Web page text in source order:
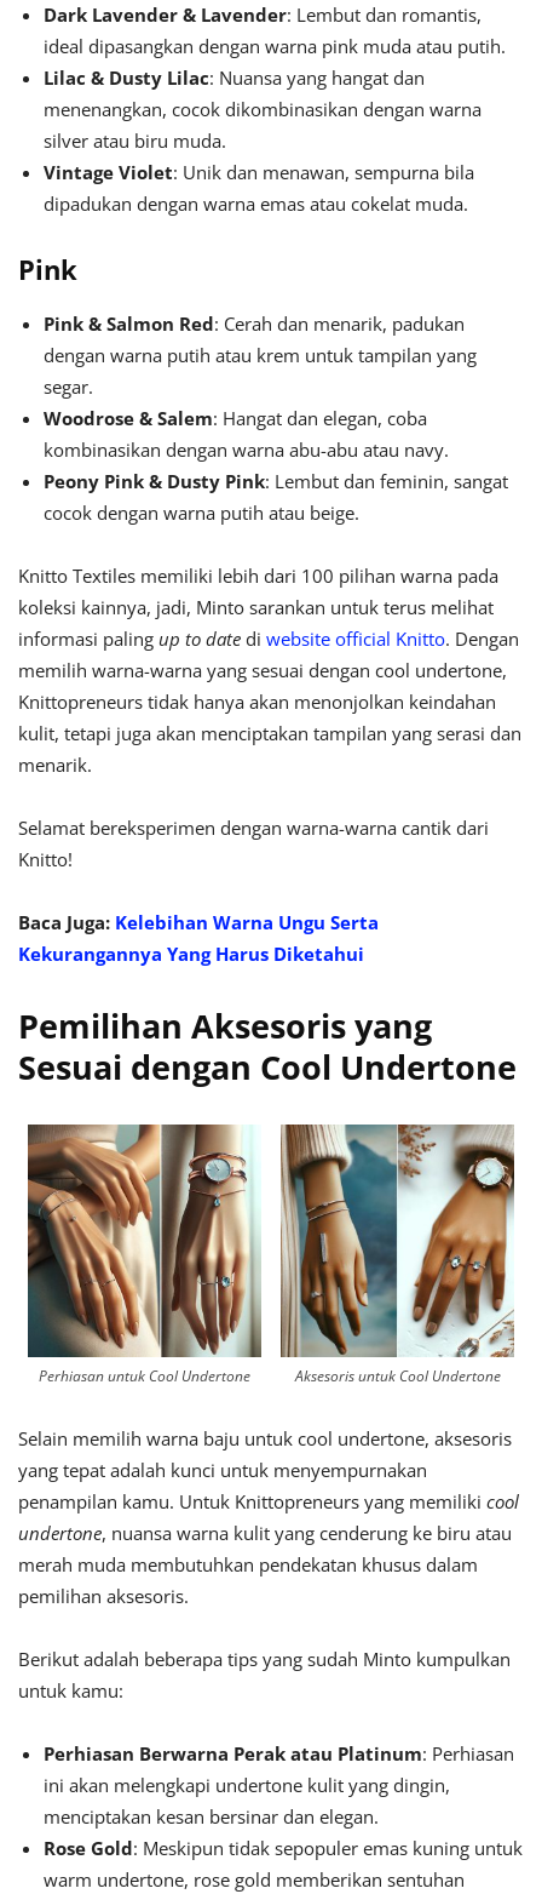
Dark Lavender & Lavender: Lembut dan romantis,
ideal dipasangkan dengan warna pink muda atau putih.
Lilac & Dusty Lilac: Nuansa yang hangat dan
menenangkan, cocok dikombinasikan dengan warna
silver atau biru muda.
Vintage Violet: Unik dan menawan, sempurna bila
dipadukan dengan warna emas atau cokelat muda.
Pink
Pink & Salmon Red: Cerah dan menarik, padukan
dengan warna putih atau krem untuk tampilan yang
segar.
Woodrose & Salem: Hangat dan elegan, coba
kombinasikan dengan warna abu-abu atau navy.
Peony Pink & Dusty Pink: Lembut dan feminin, sangat
cocok dengan warna putih atau beige.
Knitto Textiles memiliki lebih dari 100 pilihan warna pada
koleksi kainnya, jadi, Minto sarankan untuk terus melihat
informasi paling up to date di website official Knitto. Dengan
memilih warna-warna yang sesuai dengan cool undertone,
Knittopreneurs tidak hanya akan menonjolkan keindahan
kulit, tetapi juga akan menciptakan tampilan yang serasi dan
menarik.
Selamat bereksperimen dengan warna-warna cantik dari
Knitto!
Baca Juga: Kelebihan Warna Ungu Serta
Kekurangannya Yang Harus Diketahui
Pemilihan Aksesoris yang
Sesuai dengan Cool Undertone
Perhiasan untuk Cool Undertone Aksesoris untuk Cool Undertone
Selain memilih warna baju untuk cool undertone, aksesoris
yang tepat adalah kunci untuk menyempurnakan
penampilan kamu. Untuk Knittopreneurs yang memiliki cool
undertone, nuansa warna kulit yang cenderung ke biru atau
merah muda membutuhkan pendekatan khusus dalam
pemilihan aksesoris.
Berikut adalah beberapa tips yang sudah Minto kumpulkan
untuk kamu:
Perhiasan Berwarna Perak atau Platinum: Perhiasan
ini akan melengkapi undertone kulit yang dingin,
menciptakan kesan bersinar dan elegan.
Rose Gold: Meskipun tidak sepopuler emas kuning untuk
warm undertone, rose gold memberikan sentuhan